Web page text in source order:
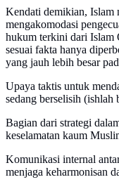
Kendati demikian, Islam
mengakomodasi
hukum terkini dari Islam
sesuai fakta hanya
yang jauh lebih besar
Upaya taktis untuk
sedang berselisih (ishlah
Bagian dari strategi
keselamatan kaum
Komunikasi internal
menjaga keharmonisan